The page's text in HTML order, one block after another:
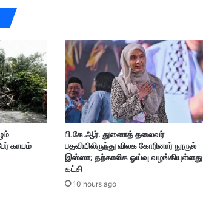
ம்
கு
ற்
ற
ச்
சா
ட்
டு
;
2
காயம்
பி.கே.ஆர். துணைத் தலைவர்
பதவியிலிருந்து விலக கோரினார் நூருல்
இஸ்ஸா; தற்காலிக ஓய்வு வழங்கியுள்ளது
கட்சி
10 hours ago